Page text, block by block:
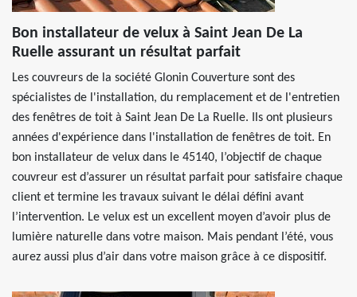
Bon installateur de velux à Saint Jean De La
Ruelle assurant un résultat parfait
Les couvreurs de la société Glonin Couverture sont des
spécialistes de l'installation, du remplacement et de l'entretien
des fenêtres de toit à Saint Jean De La Ruelle. Ils ont plusieurs
années d'expérience dans l'installation de fenêtres de toit. En
bon installateur de velux dans le 45140, l’objectif de chaque
couvreur est d’assurer un résultat parfait pour satisfaire chaque
client et termine les travaux suivant le délai défini avant
l’intervention. Le velux est un excellent moyen d’avoir plus de
lumière naturelle dans votre maison. Mais pendant l’été, vous
aurez aussi plus d’air dans votre maison grâce à ce dispositif.